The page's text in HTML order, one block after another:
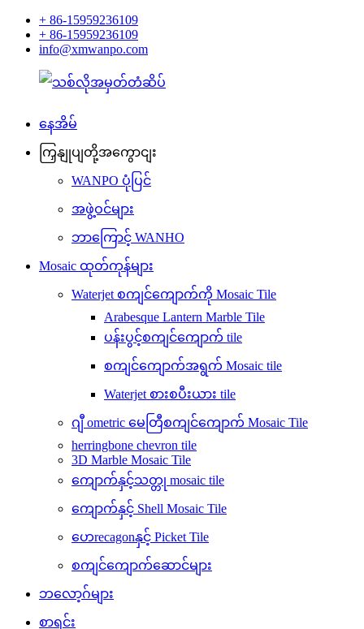
+ 86-15959236109
+ 86-15959236109
info@xmwanpo.com
နေအိမ်
ကြှနျုပျတို့အကွောငျး
WANPO ပုံပြင်
အဖွဲ့ဝင်များ
ဘာကြောင့် WANHO
Mosaic ထုတ်ကုန်များ
Waterjet စကျင်ကျောက်ကို Mosaic Tile
Arabesque Lantern Marble Tile
ပန်းပွင့်စကျင်ကျောက် tile
စကျင်ကျောက်အရွက် Mosaic tile
Waterjet စားစပီးယား tile
ဂျီ ometric မေတြီစကျင်ကျောက် Mosaic Tile
herringbone chevron tile
3D Marble Mosaic Tile
ကျောက်နှင့်သတ္တု mosaic tile
ကျောက်နှင့် Shell Mosaic Tile
ဟေrecagonနှင့် Picket Tile
စကျင်ကျောက်ဆောင်များ
ဘလော့ဂ်များ
စာရင်း